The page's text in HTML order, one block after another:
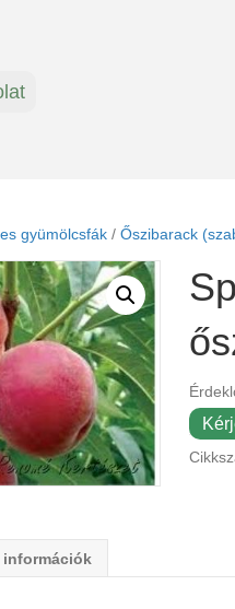
gyümölcsfák / Őszibarack
információk